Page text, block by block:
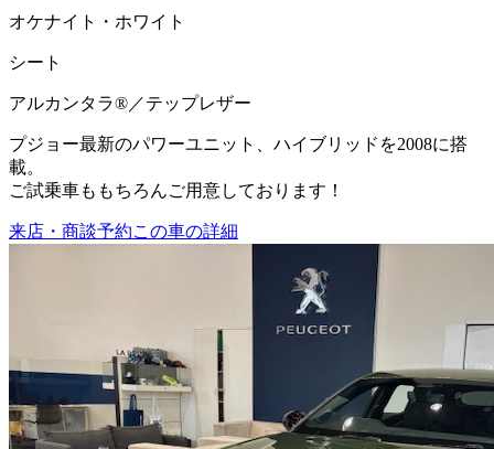
オケナイト・ホワイト
シート
アルカンタラ®／テップレザー
プジョー最新のパワーユニット、ハイブリッドを2008に搭
載。
ご試乗車ももちろんご用意しております！
来店・商談予約この車の詳細